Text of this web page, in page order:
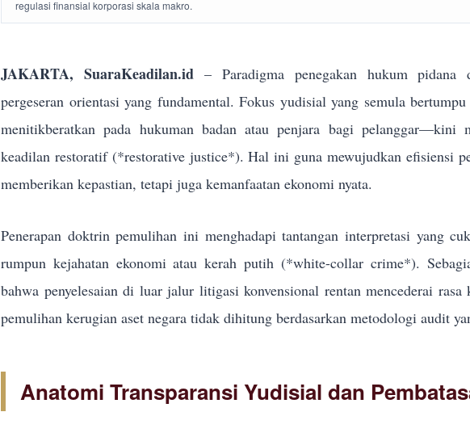
regulasi finansial korporasi skala makro.
JAKARTA, SuaraKeadilan.id– Paradigma penegakan hukum pidana
pergeseran orientasi yang fundamental. Fokus yudisial yang semula
menitikberatkan pada hukuman badan atau penjara bagi
keadilan restoratif (*restorative justice*). Hal ini guna mewujudkan efisiensi
memberikan kepastian, tetapi juga kemanfaatan ekonomi nyata.
Penerapan doktrin pemulihan ini menghadapi tantangan interpretasi yang
rumpun kejahatan ekonomi atau kerah putih (*white-collar crime*).
bahwa penyelesaian di luar jalur litigasi konvensional rentan mencederai
pemulihan kerugian aset negara tidak dihitung berdasarkan metodologi audit
Anatomi Transparansi Yudisial dan